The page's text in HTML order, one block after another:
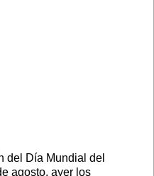
del Día Mundial del
agosto, ayer los